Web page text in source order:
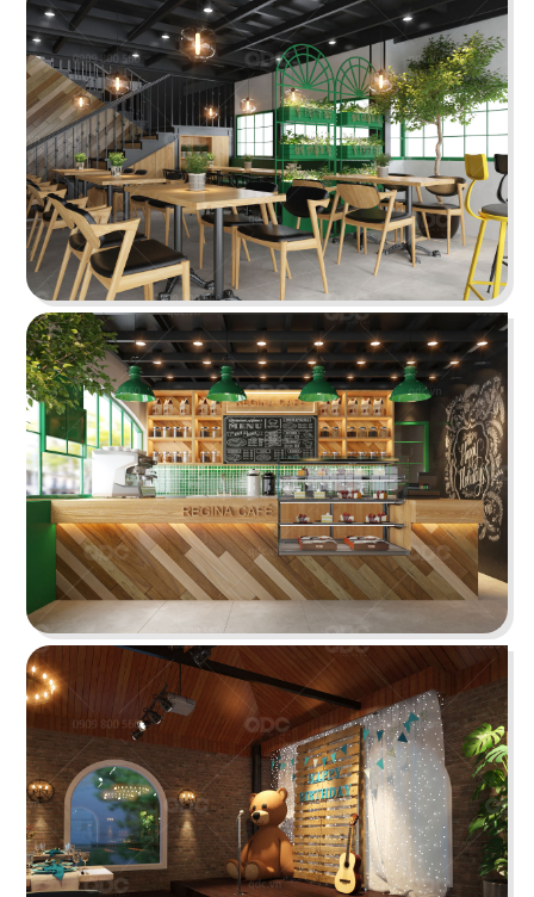
BẮC KIM THANG
Nhà hàng Bắc Kim Thang được thiết kế theo
phong cách Việt Nam dân gian đương đại...
Chi tiết
PHÊ LA
Dự án mới nhất của chúng tôi, Phê La - Biên Hòa
tọa lạc trên con đường Võ Thị Sáu sầm uất...
Chi tiết